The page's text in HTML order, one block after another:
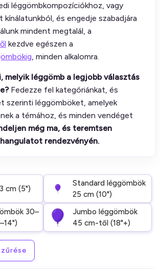
léggömbkompozíciókhoz, vagy
és engedje szabadjára
mindent megtalál, a
kezdve egészen a
, minden alkalomra.
melyik léggömb a legjobb választás
Fedezze fel kategóriánkat, és
szerinti léggömböket, amelyek
a témához, és minden vendéget
még ma, és teremtsen
rendezvényén.
cm (5")
Standard léggömbök
25 cm (10")
30–
Jumbo léggömbök
45 cm-től (18"+)